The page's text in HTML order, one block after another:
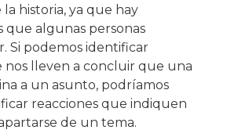
historia, ya que hay
que algunas personas
Si podemos identificar
nos lleven a concluir que una
a un asunto, podríamos
reacciones que indiquen
de un tema.